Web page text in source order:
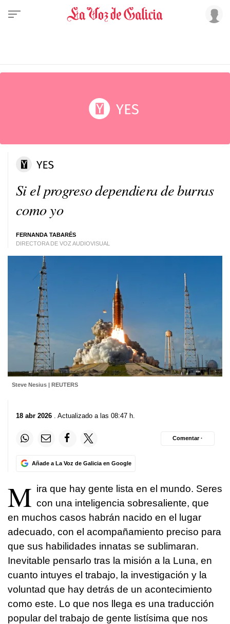
Si el progreso dependiera de burras
como yo
FERNANDA TABARÉS
DIRECTORA DE VOZ AUDIOVISUAL
Steve Nesius | REUTERS
18 abr 2026 . Actualizado a las 08:47 h.
Añade a La Voz de Galicia en Google
Comentar ·
M ira que hay gente lista en el mundo. Seres
con una inteligencia sobresaliente, que
en muchos casos habrán nacido en el lugar
adecuado, con el acompañamiento preciso para
que sus habilidades innatas se sublimaran.
Inevitable pensarlo tras la misión a la Luna, en
cuanto intuyes el trabajo, la investigación y la
voluntad que hay detrás de un acontecimiento
como este. Lo que nos llega es una traducción
popular del trabajo de gente listísima que nos